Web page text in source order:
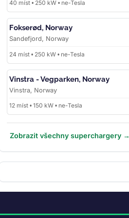
40 míst • 250 kW • ne-Tesla
Fokserød, Norway
Sandefjord, Norway
24 míst • 250 kW • ne-Tesla
Vinstra - Vegparken, Norway
Vinstra, Norway
12 míst • 150 kW • ne-Tesla
Zobrazit všechny superchargery →